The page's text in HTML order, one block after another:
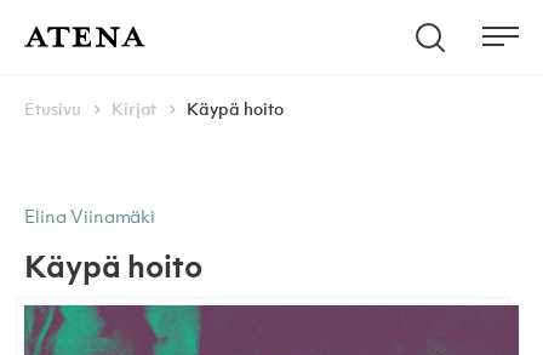
Atena Kustannus Hae
Navigoi
Etusivu
Kirjat Käypä hoito
Elina Viinamäki
Käypä hoito